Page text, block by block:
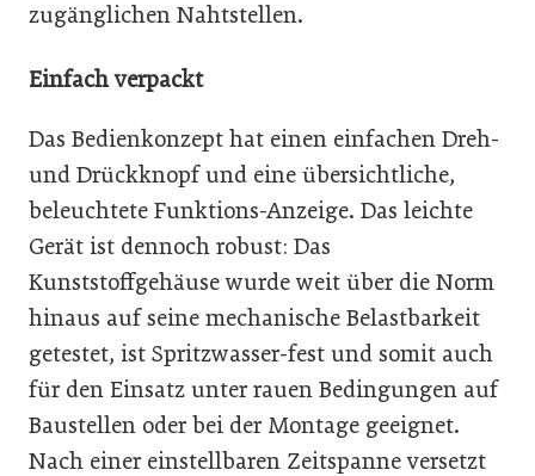
zugänglichen Nahtstellen.
Einfach verpackt
Das Bedienkonzept hat einen einfachen Dreh-
und Drückknopf und eine übersichtliche,
beleuchtete Funktions-Anzeige. Das leichte
Gerät ist dennoch robust: Das
Kunststoffgehäuse wurde weit über die Norm
hinaus auf seine mechanische Belastbarkeit
getestet, ist Spritzwasser-fest und somit auch
für den Einsatz unter rauen Bedingungen auf
Baustellen oder bei der Montage geeignet.
Nach einer einstellbaren Zeitspanne versetzt